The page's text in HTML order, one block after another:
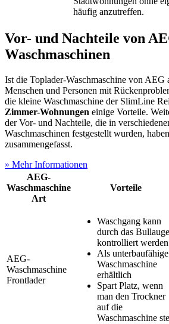
häufig anzutreffen.
Vor- und Nachteile von
Waschmaschinen
Ist die Toplader-Waschmaschine von AEG
Menschen und Personen mit
die kleine Waschmaschine der SlimLine
Zimmer-Wohnungen einige Vorteile.
der Vor- und Nachteile, die in
Waschmaschinen festgestellt wurden,
zusammengefasst.
» Mehr Informationen
AEG-
Waschmaschine
Art
Vorteile
AEG-
Waschmaschine
Frontlader
Waschgang kann
durch das Bullauge
kontrolliert werden
Als unterbaufähige
Waschmaschine
erhältlich
Spart Platz, wenn
man den Trockner
auf die
Waschmaschine